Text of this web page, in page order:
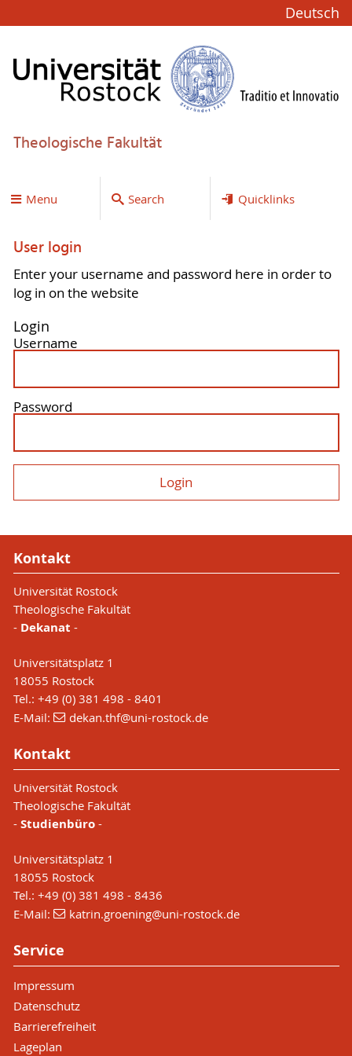
Deutsch
Theologische Fakultät
Menu Search Quicklinks
User login
Enter your username and password here in order to
log in on the website
Login
Username
Password
Kontakt
Universität Rostock
Theologische Fakultät
- Dekanat -
Universitätsplatz 1
18055 Rostock
Tel.: +49 (0) 381 498 - 8401
E-Mail:
dekan.thf@uni-rostock.de
Kontakt
Universität Rostock
Theologische Fakultät
- Studienbüro -
Universitätsplatz 1
18055 Rostock
Tel.: +49 (0) 381 498 - 8436
E-Mail:
katrin.groening@uni-rostock.de
Service
Impressum
Datenschutz
Barrierefreiheit
Lageplan